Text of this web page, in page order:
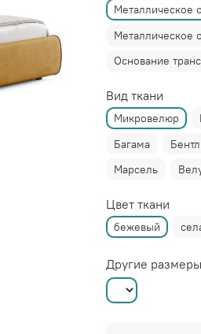
Металлическое
Металлическое
Основание
Вид ткани
Микровелюр
Багама
Марсель
Цвет ткани
бежевый
Другие размеры